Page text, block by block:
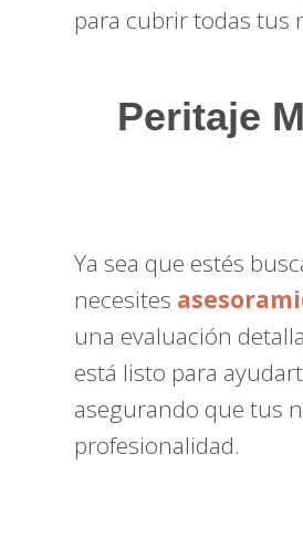
para cubrir todas tus
Peritaje
Ya sea que estés
necesites
una evaluación
está listo para
asegurando que tus
profesionalidad.